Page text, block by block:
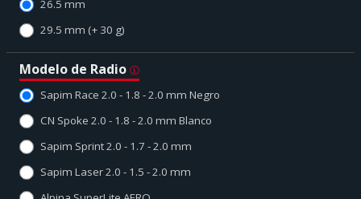
26.5 mm
29.5 mm (+ 30 g)
Modelo de Radio
Sapim Race 2.0 - 1.8 - 2.0 mm Negro
CN Spoke 2.0 - 1.8 - 2.0 mm Blanco
Sapim Sprint 2.0 - 1.7 - 2.0 mm
Sapim Laser 2.0 - 1.5 - 2.0 mm